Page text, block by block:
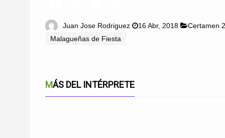
Juan Jose Rodriguez 16 Abr, 2018
Certamen
Malagueñas de Fiesta
MÁS DEL INTÉRPRETE